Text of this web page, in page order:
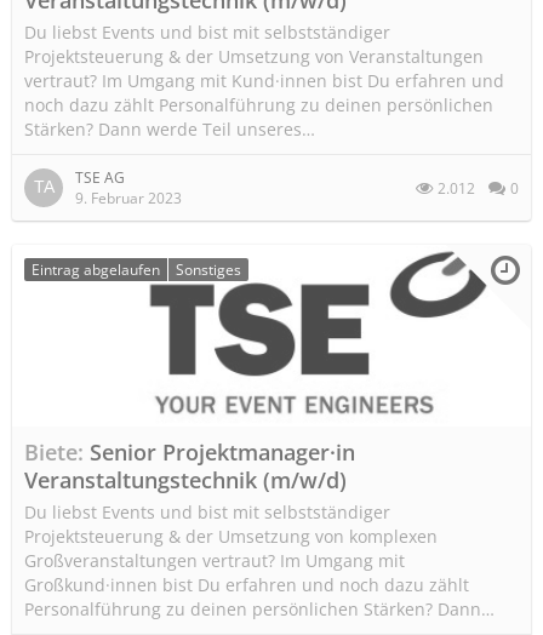
Du liebst Events und bist mit selbstständiger
Projektsteuerung & der Umsetzung von Veranstaltungen
vertraut? Im Umgang mit Kund·innen bist Du erfahren und
noch dazu zählt Personalführung zu deinen persönlichen
Stärken? Dann werde Teil unseres…
TSE AG
9. Februar 2023
2.012 0
Eintrag abgelaufen Sonstiges
Biete Senior Projektmanager·in
Veranstaltungstechnik (m/w/d)
Du liebst Events und bist mit selbstständiger
Projektsteuerung & der Umsetzung von komplexen
Großveranstaltungen vertraut? Im Umgang mit
Großkund·innen bist Du erfahren und noch dazu zählt
Personalführung zu deinen persönlichen Stärken? Dann…